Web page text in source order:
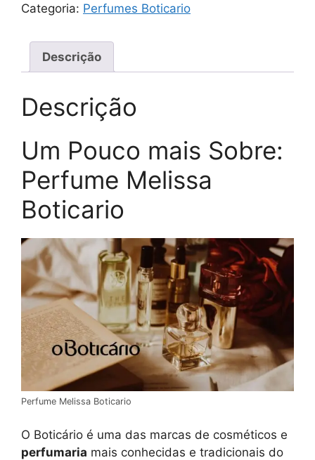
Categoria: Perfumes Boticario
Descrição
Descrição
Um Pouco mais Sobre:
Perfume Melissa
Boticario
Perfume Melissa Boticario
O Boticário é uma das marcas de cosméticos e
perfumaria mais conhecidas e tradicionais do